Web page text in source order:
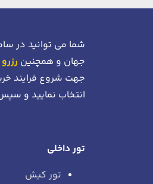
شما می توانید در
جهان و همچنین
جهت شروع فرایند
انتخاب نمایید و
تور داخلی
تور کیش